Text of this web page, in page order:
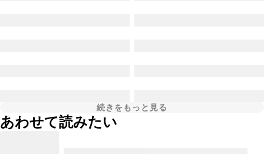
続きをもっと見る
あわせて読みたい